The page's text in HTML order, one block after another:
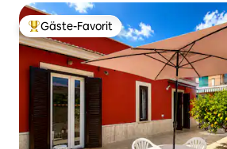
Beliebter Gäste-Favorit.
Gäste-Favorit